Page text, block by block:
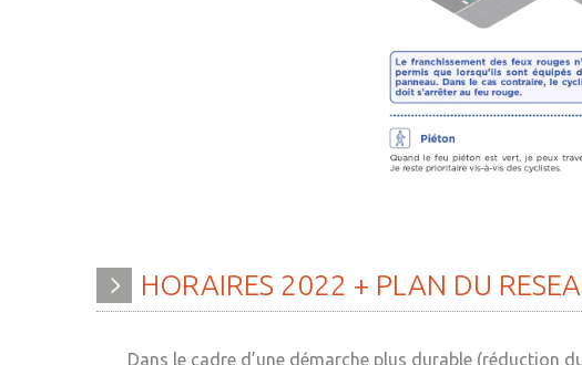
HORAIRES 2022 + PLAN DU
Dans le cadre d’une démarche plus durable (réduction